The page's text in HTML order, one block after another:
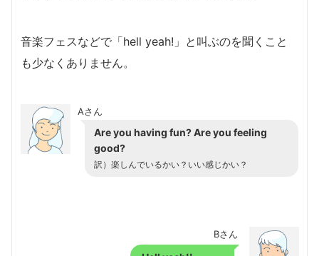
音楽フェスなどで「hell yeah!」と叫ぶのを聞くこと
も少なくありません。
Aさん
Are you having fun? Are you feeling
good?
訳）楽しんでいるかい？いい感じかい？
Bさん